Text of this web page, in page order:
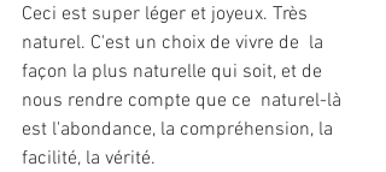
Ceci est super léger et joyeux. Très
naturel. C'est un choix de vivre de  la
façon la plus naturelle qui soit, et de
nous rendre compte que ce  naturel-là
est l'abondance, la compréhension, la
facilité, la vérité.